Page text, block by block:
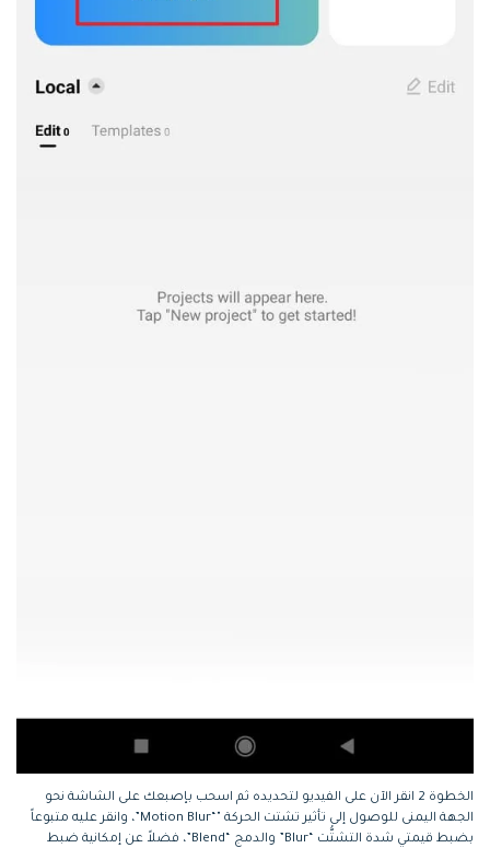
الخطوة 2
انقر الآن على الفيديو لتحديده ثم اسحب بإصبعك على الشاشة نحو
الجهة اليمنى للوصول إلى تأثير تشتت الحركة "“Motion Blur”، وانقر عليه متبوعاً
بضبط قيمتي شدة التشتُّت “Blur” والدمج “Blend”، فضلاً عن إمكانية ضبط